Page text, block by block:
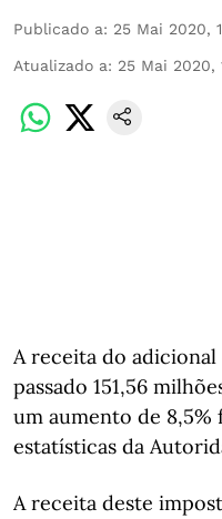
Publicado a: 25 Mai 2020,
Atualizado a: 25 Mai 2020,
A receita do
passado 151,56
um aumento de 8,5%
estatísticas da
A receita deste